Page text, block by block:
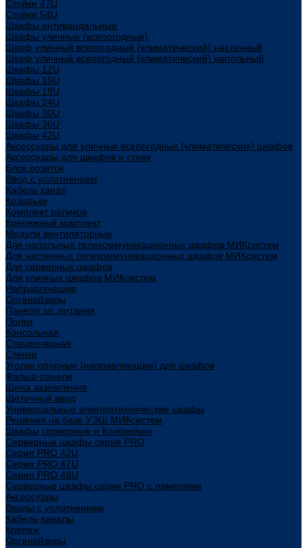
Стойки 47U
Стойки 54U
Шкафы антивандальные
Шкафы уличные (всепогодные)
Шкаф уличный всепогодный (климатический) настенный
Шкаф уличный всепогодный (климатический) напольный
Шкафы 12U
Шкафы 15U
Шкафы 18U
Шкафы 24U
Шкафы 30U
Шкафы 36U
Шкафы 42U
Аксессуары для уличных всепогодных (климатических) шкафов
Аксессуары для шкафов и стоек
Блок розеток
Ввод с уплотнением
Кабель канал
Козырьки
Комплект роликов
Крепежный комплект
Модули вентиляторные
Для напольных телекоммуникационных шкафов МИКсистем
Для настенных телекоммуникационных шкафов МИКсистем
Для серверных шкафов
Для уличных шкафов МИКсистем
Направляющие
Органайзеры
Панели эл. питания
Полки
Консольная
Стационарная
Стенки
Уголки опорные (направляющие) для шкафов
Фальш-панели
Шина заземления
Щеточный ввод
Универсальные электротехнические шкафы
Решения на базе УЭШ МИКсистем
Шкафы серверные и Колокейшн
Серверные шкафы серия PRO
Серия PRO 42U
Серия PRO 47U
Серия PRO 48U
Серверные шкафы серии PRO с ламелями
Аксессуары
Вводы с уплотнением
Кабель-каналы
Крепеж
Органайзеры